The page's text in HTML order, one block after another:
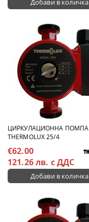
ЦИРКУЛАЦИОННА ПОМПА
THERMOLUX 25/4
€62.00
121.26 лв. с ДДС